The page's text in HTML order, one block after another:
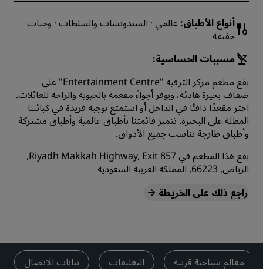
أنواع الأطباق: عالمي · السندوتشات والسلطات · وجبات
خفيفة
مسببات الحساسية:
يقع مطعم مركز الترفيه "Entertainment Centre" على
ضفاف بحيرة هادئة، ويوفر أجواءً مفعمة بالحيوية والراحة للعائلات.
اختر مقعدًا دافئًا في الداخل أو استمتع بوجبة فريدة في كبائننا
المطلة على البحيرة. تتميز قائمتنا بأطباق عالمية وأطباق مشتركة
وأطباق طازجة تناسب جميع الأذواق.
يقع هذا المطعم في Riyadh Makkah Highway, Exit 857,
الرياض, 66223, المملكة العربية السعودية
راجع ذلك على الخريطة
معالم سياحية قريبة التعليقات بيانات الاتصال